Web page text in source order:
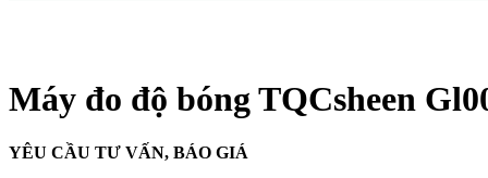
Máy đo độ bóng TQCsheen
YÊU CẦU TƯ VẤN, BÁO GIÁ